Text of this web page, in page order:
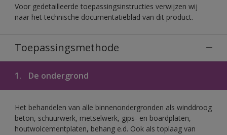
Voor gedetailleerde toepassingsinstructies verwijzen wij
naar het technische documentatieblad van dit product.
Toepassingsmethode
1. De ondergrond
Het behandelen van alle binnenondergronden als winddroog
beton, schuurwerk, metselwerk, gips- en boardplaten,
houtwolcementplaten, behang e.d. Ook als toplaag van